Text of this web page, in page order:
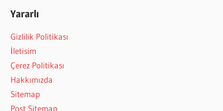
Yararlı
Gizlilik Politikası
İletisim
Çerez Politikası
Hakkımızda
Sitemap
Post Sitemap